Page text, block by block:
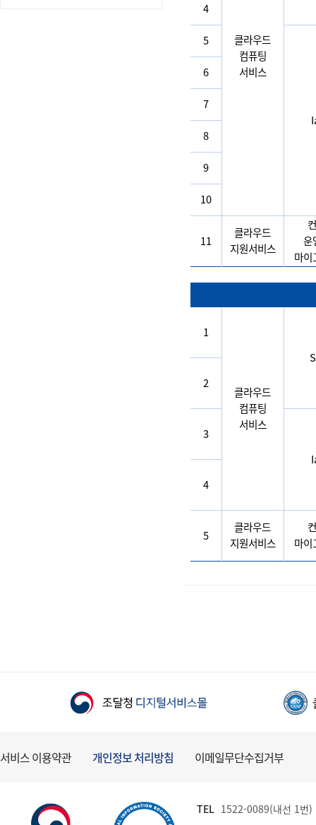
클라우드
컴퓨팅
서비스
4
5
6
7
8
9
10
11
클라우드
지원서비스
운
마이
1
클라우드
컴퓨팅
서비스
2
3
4
5
클라우드
지원서비스
마이
서비스 이용약관 개인정보 처리방침 이메일무단수집거부
TEL 1522-0089(내선 1번